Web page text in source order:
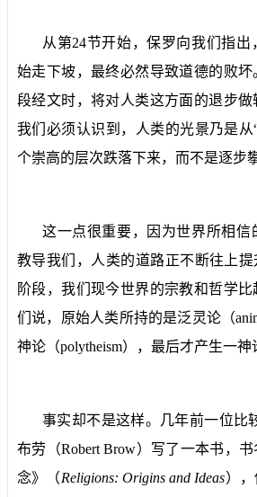
从第24节开始，保罗向我们指出
始走下坡，最终必然导致道德的败
段经文时，将对人类这方面的退步做
我们必须认识到，人类的光景乃是
个崇高的层次跌落下来，而不是逐步
这一点很重要，因为世界所相信
教导我们，人类的道路正不断往上提
阶段，我们现今世界的宗教和哲学
们说，原始人类所持的是泛灵论（
神论（polytheism），最后才产生一神
事实却不是这样。几年前一位比
布劳（Robert Brow）写了一本书，
念》（Religions: Origins and Ideas），